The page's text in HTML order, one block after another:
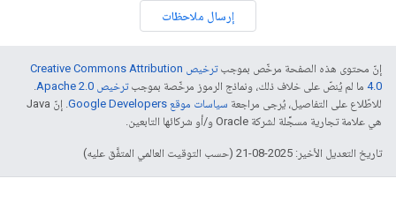
إرسال ملاحظات
إنّ محتوى هذه الصفحة مرخّص بموجب
ترخيص Creative Commons Attribution
4.0‏ ما لم يُنصّ على خلاف ذلك، ونماذج الرموز مرخّصة بموجبترخيص Apache 2.0‏
.
للاطّلاع على التفاصيل، يُرجى مراجعة سياسات موقع Google Developers‏
. إنّ Java
هي علامة تجارية مسجَّلة لشركة Oracle و/أو شركائها التابعين.
تاريخ التعديل الأخير: 2025-08-21 (حسب التوقيت العالمي المتفَّق عليه)